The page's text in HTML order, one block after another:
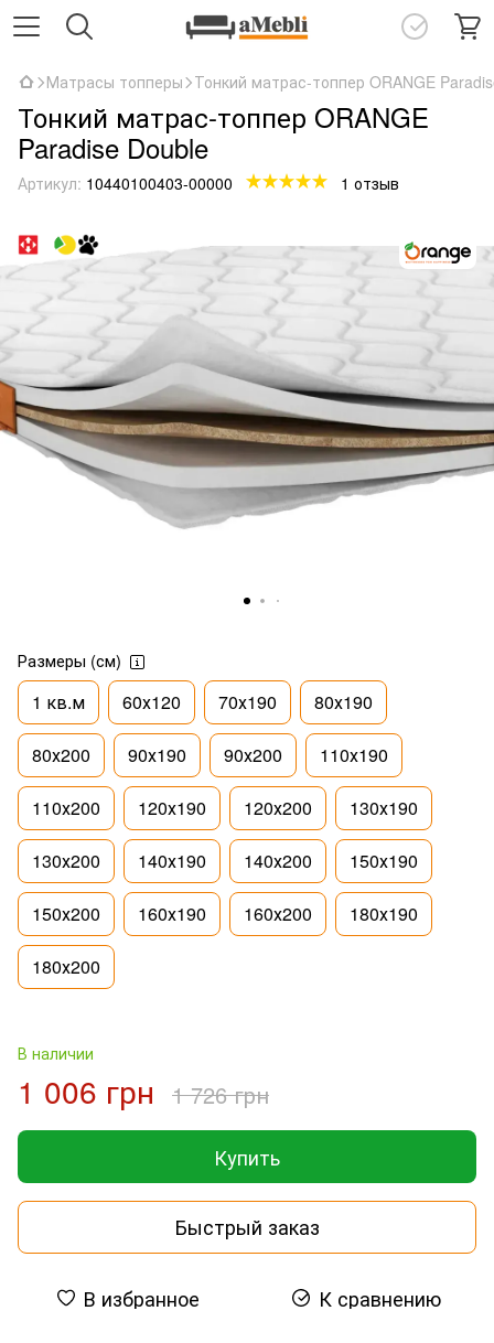
Матрасы топперы Тонкий матрас-топпер ORANGE
Тонкий матрас-топпер ORANGE
Paradise Double
Артикул: 10440100403-00000 1 отзыв
Размеры (см)
1 кв.м 60х120 70х190 80х190
80х200 90х190 90х200 110х190
110х200 120х190 120х200 130х190
130х200 140х190 140х200 150х190
150х200 160х190 160х200 180х190
180х200
В наличии
1 006 грн 1 726 грн
Купить
Быстрый заказ
В избранное К сравнению